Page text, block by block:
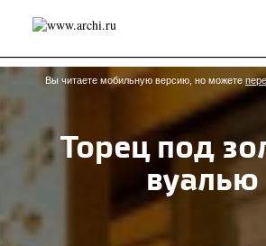
Россия Мир Технологии Интерьер
Проекты
Конкурсы События Книги
send.project Анонсы конкурсов
Журнал
Интервью
Результаты
Репортаж
Рецензия
Дизайн
Иностранцы в России
Вы читаете мобильную версию, но можете
Торец под
вуалью